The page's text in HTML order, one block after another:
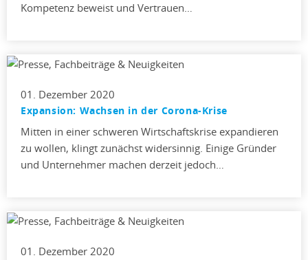
Kompetenz beweist und Vertrauen…
01. Dezember 2020
Expansion: Wachsen in der Corona-Krise
Mitten in einer schweren Wirtschaftskrise expandieren
zu wollen, klingt zunächst widersinnig. Einige Gründer
und Unternehmer machen derzeit jedoch…
01. Dezember 2020